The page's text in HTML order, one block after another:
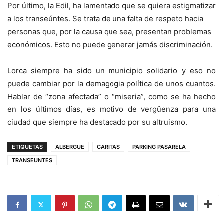
Por último, la Edil, ha lamentado que se quiera estigmatizar
a los transeúntes. Se trata de una falta de respeto hacia
personas que, por la causa que sea, presentan problemas
económicos. Esto no puede generar jamás discriminación.
Lorca siempre ha sido un municipio solidario y eso no
puede cambiar por la demagogia política de unos cuantos.
Hablar de “zona afectada” o “miseria”, como se ha hecho
en los últimos días, es motivo de vergüenza para una
ciudad que siempre ha destacado por su altruismo.
ETIQUETAS ALBERGUE CARITAS
PARKING PASARELA
TRANSEUNTES